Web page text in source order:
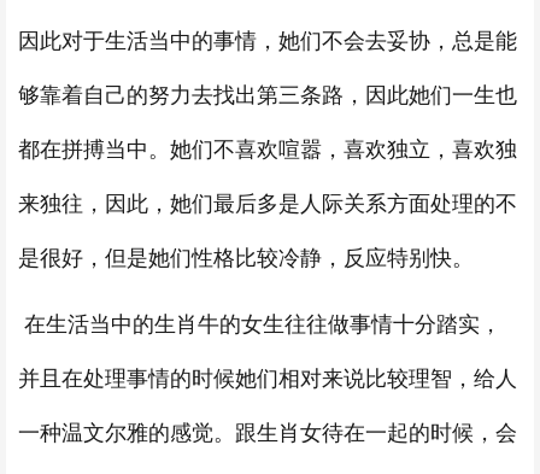
因此对于生活当中的事情，她们不会去妥协，总是能
够靠着自己的努力去找出第三条路，因此她们一生也
都在拼搏当中。她们不喜欢喧嚣，喜欢独立，喜欢独
来独往，因此，她们最后多是人际关系方面处理的不
是很好，但是她们性格比较冷静，反应特别快。
在生活当中的生肖牛的女生往往做事情十分踏实，
并且在处理事情的时候她们相对来说比较理智，给人
一种温文尔雅的感觉。跟生肖女待在一起的时候，会